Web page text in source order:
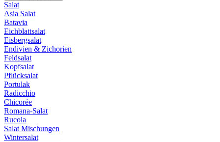
Salat
Asia Salat
Batavia
Eichblattsalat
Eisbergsalat
Endivien & Zichorien
Feldsalat
Kopfsalat
Pflücksalat
Portulak
Radicchio
Chicorée
Romana-Salat
Rucola
Salat Mischungen
Wintersalat